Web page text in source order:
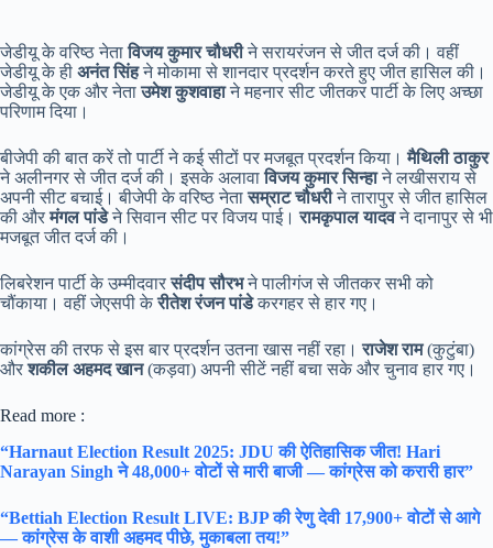
जेडीयू के वरिष्ठ नेताविजय कुमार चौधरीने सरायरंजन से जीत दर्ज की। वहीं
जेडीयू के ही अनंत सिंहने मोकामा से शानदार प्रदर्शन करते हुए जीत हासिल की।
जेडीयू के एक और नेताउमेश कुशवाहाने महनार सीट जीतकर पार्टी के लिए अच्छा
परिणाम दिया।
बीजेपी की बात करें तो पार्टी ने कई सीटों पर मजबूत प्रदर्शन किया।मैथिली ठाकुर
ने अलीनगर से जीत दर्ज की। इसके अलावाविजय कुमार सिन्हाने लखीसराय से
अपनी सीट बचाई। बीजेपी के वरिष्ठ नेतासम्राट चौधरीने तारापुर से जीत हासिल
की औरमंगल पांडेने सिवान सीट पर विजय पाई।रामकृपाल यादवने दानापुर से भी
मजबूत जीत दर्ज की।
लिबरेशन पार्टी के उम्मीदवारसंदीप सौरभने पालीगंज से जीतकर सभी को
चौंकाया। वहीं जेएसपी केरीतेश रंजन पांडेकरगहर से हार गए।
कांग्रेस की तरफ से इस बार प्रदर्शन उतना खास नहीं रहा।राजेश राम(कुटुंबा)
औरशकील अहमद खान(कड़वा) अपनी सीटें नहीं बचा सके और चुनाव हार गए।
Read more :
“Harnaut Election Result 2025: JDU की ऐतिहासिक जीत! Hari
Narayan Singh ने 48,000+ वोटों से मारी बाजी — कांग्रेस को करारी हार”
“Bettiah Election Result LIVE: BJP की रेणु देवी 17,900+ वोटों से आगे
— कांग्रेस के वाशी अहमद पीछे, मुकाबला तय!”